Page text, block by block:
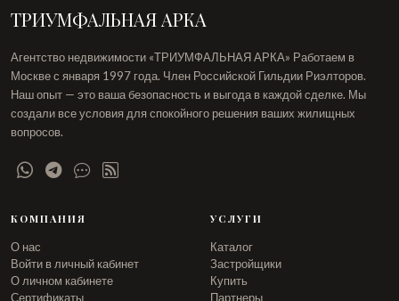
ТРИУМФАЛЬНАЯ АРКА
Агентство недвижимости «ТРИУМФАЛЬНАЯ АРКА» Работаем в
Москве с января 1997 года. Член Российской Гильдии Риэлторов.
Наш опыт — это ваша безопасность и выгода в каждой сделке. Мы
создали все условия для спокойного решения ваших жилищных
вопросов.
КОМПАНИЯ
О нас
Войти в личный кабинет
О личном кабинете
Сертификаты
УСЛУГИ
Каталог
Застройщики
Купить
Партнеры